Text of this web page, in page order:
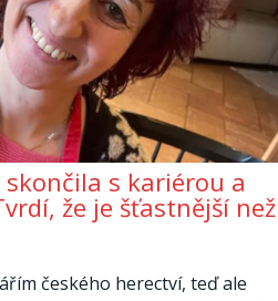
s kariérou a
že je šťastnější než
českého herectví, teď ale